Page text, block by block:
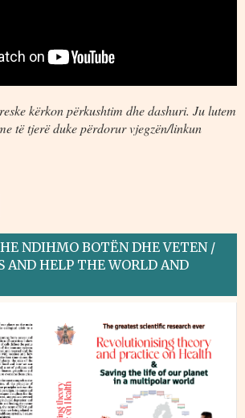
kërkon përkushtim dhe dashuri. Ju lutem
të tjerë duke përdorur vjegzën/linkun
NDIHMO BOTËN DHE VETEN /
AND HELP THE WORLD AND